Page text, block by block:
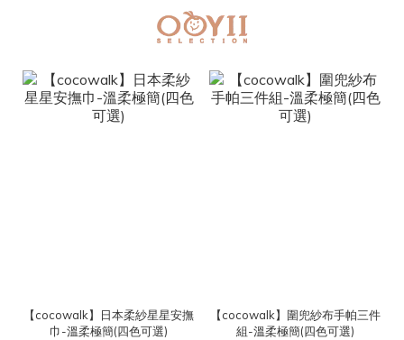
【cocowalk】日本柔紗星星安撫
巾-溫柔極簡(四色可選)
【cocowalk】圍兜紗布手帕三件
組-溫柔極簡(四色可選)